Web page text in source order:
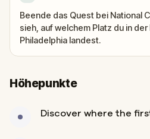
Beende das Quest bei National
sieh, auf welchem Platz du in
Philadelphia landest.
Höhepunkte
Discover where the